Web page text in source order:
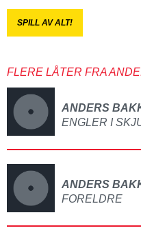
SPILL AV ALT!
FLERE LÅTER FRA
ENGLER I
FORELDRE